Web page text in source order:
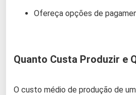
Ofereça opções de
Quanto Custa Produzir e
O custo médio de produção de